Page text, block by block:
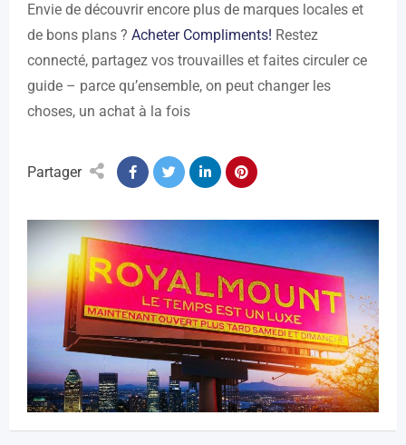
Envie de découvrir encore plus de marques locales et
de bons plans ? Acheter Compliments! Restez
connecté, partagez vos trouvailles et faites circuler ce
guide – parce qu’ensemble, on peut changer les
choses, un achat à la fois
Partager